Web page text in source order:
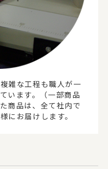
雑な工程も職人が一
います。（一部商品
商品は、全て社内で
にお届けします。